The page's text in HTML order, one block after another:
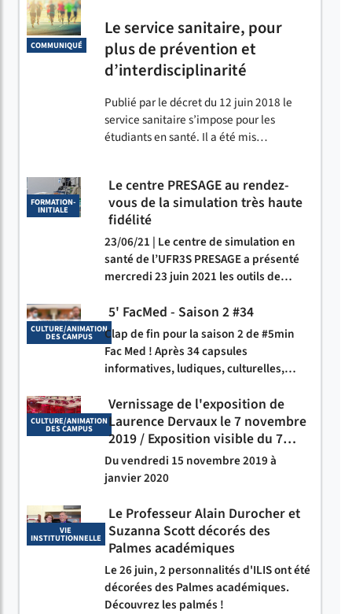
COMMUNIQUÉ
Le service sanitaire, pour
plus de prévention et
d’interdisciplinarité
Publié par le décret du 12 juin 2018 le
service sanitaire s’impose pour les
étudiants en santé. Il a été mis…
FORMATION-
INITIALE
Le centre PRESAGE au rendez-
vous de la simulation très haute
fidélité
23/06/21 | Le centre de simulation en
santé de l’UFR3S PRESAGE a présenté
mercredi 23 juin 2021 les outils de…
CULTURE/ANIMATION
DES CAMPUS
5' FacMed - Saison 2 #34
Clap de fin pour la saison 2 de #5min
Fac Med ! Après 34 capsules
informatives, ludiques, culturelles,…
CULTURE/ANIMATION
DES CAMPUS
Vernissage de l'exposition de
Laurence Dervaux le 7 novembre
2019 / Exposition visible du 7…
Du vendredi 15 novembre 2019 à
janvier 2020
VIE
INSTITUTIONNELLE
Le Professeur Alain Durocher et
Suzanna Scott décorés des
Palmes académiques
Le 26 juin, 2 personnalités d'ILIS ont été
décorées des Palmes académiques.
Découvrez les palmés !